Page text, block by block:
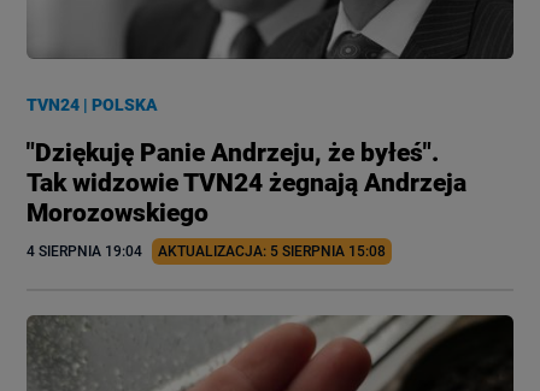
TVN24 |POLSKA
"Dziękuję Panie Andrzeju, że byłeś".
Tak widzowie TVN24 żegnają Andrzeja
Morozowskiego
4 SIERPNIA 19:04 AKTUALIZACJA: 5 SIERPNIA 15:08